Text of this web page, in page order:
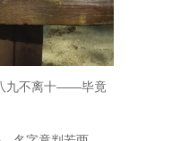
九不离十——毕竟